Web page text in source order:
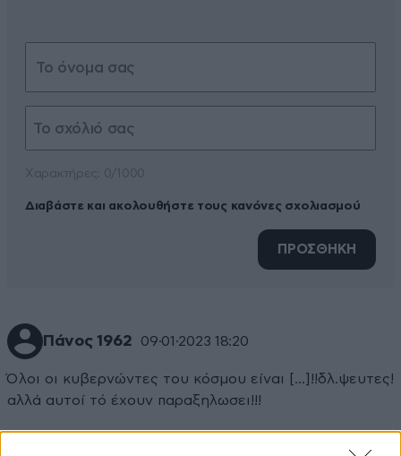
Διαβάστε και ακολουθήστε τους κανόνες σχολιασμού
ΠΡΟΣΘΗΚΗ
Πάνος 1962 09·01·2023 18:20
Όλοι οι κυβερνώντες του κόσμου είναι [...]!!δλ.ψευτες!
αλλά αυτοί τό έχουν παραξηλωσει!!!